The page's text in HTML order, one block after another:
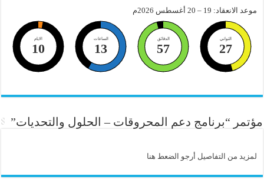
موعد الانعقاد: 19 – 20 أغسطس 2026م
الايام
10
الساعات
13
الدقائق
57
الثواني
26
مؤتمر “برنامج دعم المحروقات – الحلول والتحديات”
لمزيد من التفاصيل أرجو الضعط هنا